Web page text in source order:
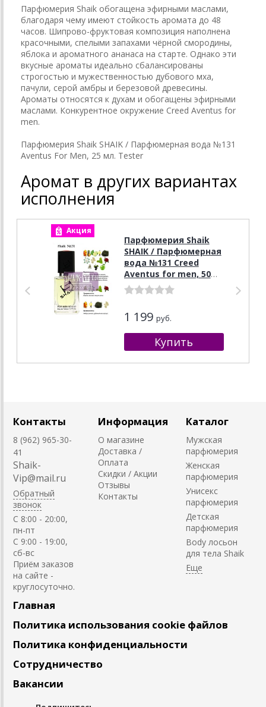
Парфюмерия Shaik обогащена эфирными маслами,
благодаря чему имеют стойкость аромата до 48
часов. Шипрово-фруктовая композиция наполнена
красочными, спелыми запахами чёрной смородины,
яблока и ароматного ананаса на старте. Однако эти
вкусные ароматы идеально сбалансированы
строгостью и мужественностью дубового мха,
пачули, серой амбры и березовой древесины.
Ароматы относятся к духам и обогащены эфирными
маслами. Конкурентное окружение Creed Aventus for
men.
Парфюмерия Shaik SHAIK / Парфюмерная вода №131
Aventus For Men, 25 мл. Tester
Аромат в других вариантах
исполнения
Акция
Парфюмерия Shaik
SHAIK / Парфюмерная
вода №131 Creed
Aventus for men, 50
мл.
1 199 руб.
Контакты
8 (962) 965-30-
41
Shaik-
Vip@mail.ru
Обратный
звонок
C 8:00 - 20:00,
пн-пт
С 9:00 - 19:00,
сб-вс
Приём заказов
на сайте -
круглосуточно.
Информация
О магазине
Доставка /
Оплата
Скидки / Акции
Отзывы
Контакты
Каталог
Мужская
парфюмерия
Женская
парфюмерия
Унисекс
парфюмерия
Детская
парфюмерия
Body лосьон
для тела Shaik
Главная
Политика использования cookie файлов
Политика конфиденциальности
Сотрудничество
Вакансии